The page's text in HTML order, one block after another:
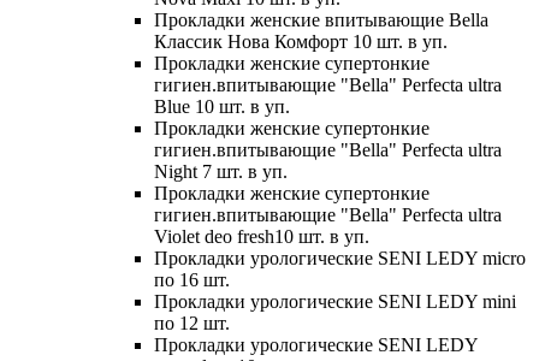
Прокладки женские впитывающие Bella
Классик Нова Комфорт 10 шт. в уп.
Прокладки женские супертонкие
гигиен.впитывающие "Bella" Perfecta ultra
Blue 10 шт. в уп.
Прокладки женские супертонкие
гигиен.впитывающие "Bella" Perfecta ultra
Night 7 шт. в уп.
Прокладки женские супертонкие
гигиен.впитывающие "Bella" Perfecta ultra
Violet deo fresh10 шт. в уп.
Прокладки урологические SENI LEDY micro
по 16 шт.
Прокладки урологические SENI LEDY mini
по 12 шт.
Прокладки урологические SENI LEDY